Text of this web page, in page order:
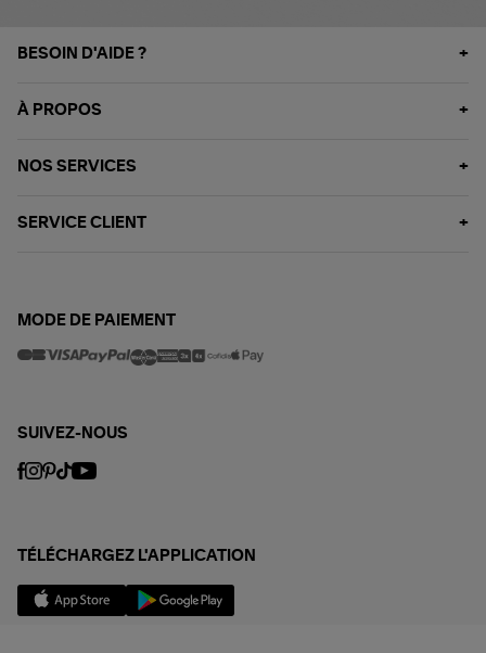
BESOIN D'AIDE ?
À PROPOS
NOS SERVICES
SERVICE CLIENT
MODE DE PAIEMENT
SUIVEZ-NOUS
TÉLÉCHARGEZ L'APPLICATION